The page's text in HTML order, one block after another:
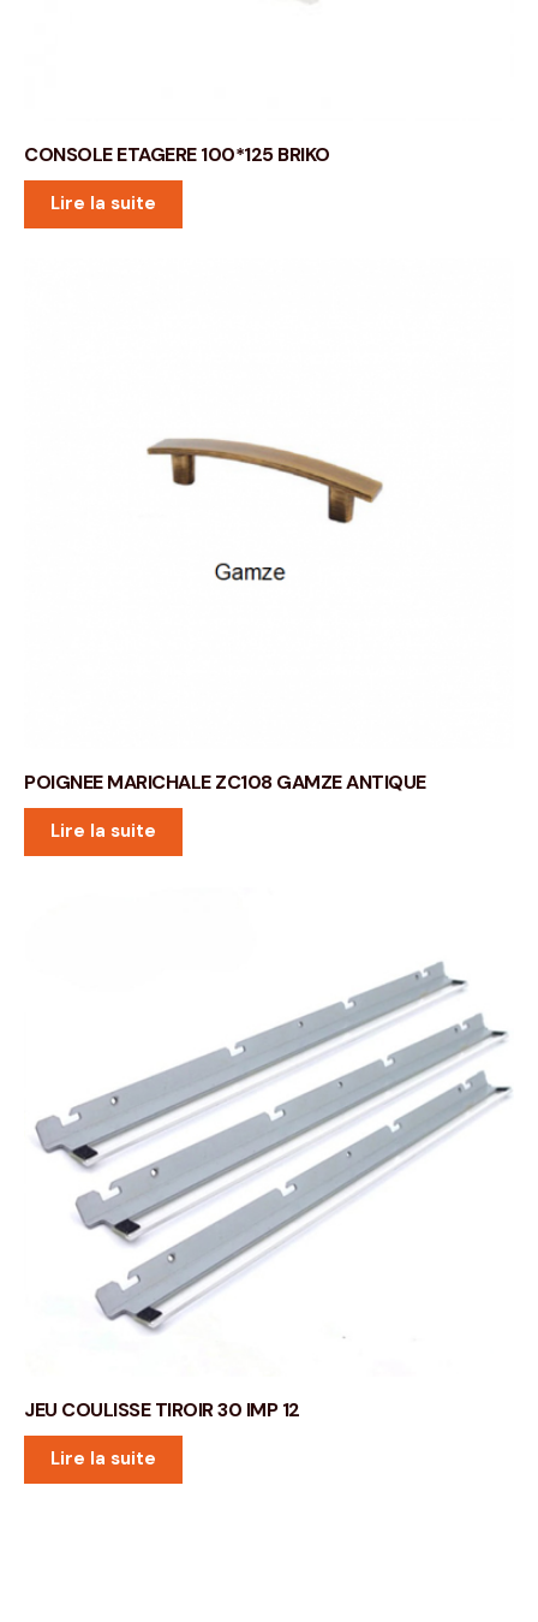
CONSOLE ETAGERE 100*125 BRIKO
Lire la suite
POIGNEE MARICHALE ZC108 GAMZE ANTIQUE
Lire la suite
JEU COULISSE TIROIR 30 IMP 12
Lire la suite